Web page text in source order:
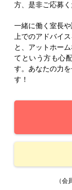
方、是非ご応募く
一緒に働く室長
上でのアドバイ
と、アットホー
てという方も心
す。あなたの力
す！
（会